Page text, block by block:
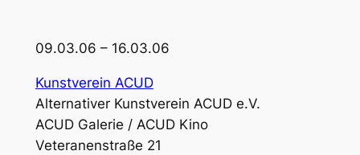
09.03.06 – 16.03.06
Kunstverein ACUD
Alternativer Kunstverein ACUD e.V.
ACUD Galerie / ACUD Kino
Veteranenstraße 21